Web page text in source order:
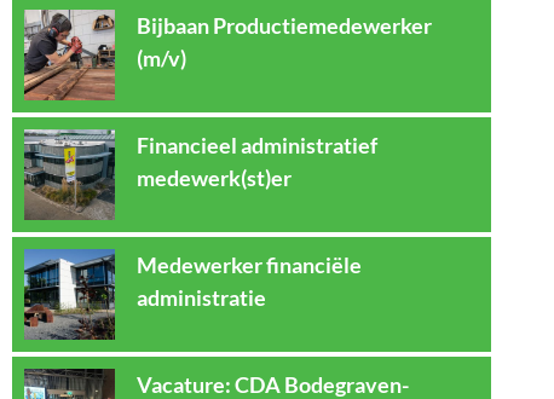
Bijbaan Productiemedewerker
(m/v)
Financieel administratief
medewerk(st)er
Medewerker financiële
administratie
Vacature: CDA Bodegraven-